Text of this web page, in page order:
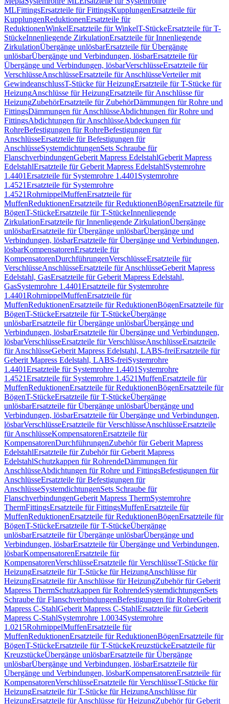
MLFittingsErsatzteile für FittingsKupplungenErsatzteile für
KupplungenReduktionenErsatzteile für
ReduktionenWinkelErsatzteile für WinkelT-StückeErsatzteile für T-
StückeInnenliegende ZirkulationErsatzteile für Innenliegende
ZirkulationÜbergänge unlösbarErsatzteile für Übergänge
unlösbarÜbergänge und Verbindungen, lösbarErsatzteile für
Übergänge und Verbindungen, lösbarVerschlüsseErsatzteile für
VerschlüsseAnschlüsseErsatzteile für AnschlüsseVerteiler mit
GewindeanschlussT-Stücke für HeizungErsatzteile für T-Stücke für
HeizungAnschlüsse für HeizungErsatzteile für Anschlüsse für
HeizungZubehörErsatzteile für ZubehörDämmungen für Rohre und
FittingsDämmungen für AnschlüsseAbdichtungen für Rohre und
FittingsAbdichtungen für AnschlüsseAbdeckungen für
RohreBefestigungen für RohreBefestigungen für
AnschlüsseErsatzteile für Befestigungen für
AnschlüsseSystemdichtungenSets Schraube für
FlanschverbindungenGeberit Mapress EdelstahlGeberit Mapress
EdelstahlErsatzteile für Geberit Mapress EdelstahlSystemrohre
1.4401Ersatzteile für Systemrohre 1.4401 Systemrohre
1.4521Ersatzteile für Systemrohre
1.4521RohrnippelMuffenErsatzteile für
MuffenReduktionenErsatzteile für ReduktionenBögenErsatzteile für
BögenT-StückeErsatzteile für T-StückeInnenliegende
ZirkulationErsatzteile für Innenliegende ZirkulationÜbergänge
unlösbarErsatzteile für Übergänge unlösbarÜbergänge und
Verbindungen, lösbarErsatzteile für Übergänge und Verbindungen,
lösbarKompensatorenErsatzteile für
KompensatorenDurchführungenVerschlüsseErsatzteile für
VerschlüsseAnschlüsseErsatzteile für AnschlüsseGeberit Mapress
Edelstahl, GasErsatzteile für Geberit Mapress Edelstahl,
GasSystemrohre 1.4401Ersatzteile für Systemrohre
1.4401RohrnippelMuffenErsatzteile für
MuffenReduktionenErsatzteile für ReduktionenBögenErsatzteile für
BögenT-StückeErsatzteile für T-StückeÜbergänge
unlösbarErsatzteile für Übergänge unlösbarÜbergänge und
Verbindungen, lösbarErsatzteile für Übergänge und Verbindungen,
lösbarVerschlüsseErsatzteile für VerschlüsseAnschlüsseErsatzteile
für AnschlüsseGeberit Mapress Edelstahl, LABS-freiErsatzteile für
Geberit Mapress Edelstahl, LABS-freiSystemrohre
1.4401Ersatzteile für Systemrohre 1.4401 Systemrohre
1.4521Ersatzteile für Systemrohre 1.4521MuffenErsatzteile für
MuffenReduktionenErsatzteile für ReduktionenBögenErsatzteile für
BögenT-StückeErsatzteile für T-StückeÜbergänge
unlösbarErsatzteile für Übergänge unlösbarÜbergänge und
Verbindungen, lösbarErsatzteile für Übergänge und Verbindungen,
lösbarVerschlüsseErsatzteile für VerschlüsseAnschlüsseErsatzteile
für AnschlüsseKompensatorenErsatzteile für
KompensatorenDurchführungenZubehör für Geberit Mapress
EdelstahlErsatzteile für Zubehör für Geberit Mapress
EdelstahlSchutzkappen für RohrendeDämmungen für
AnschlüsseAbdichtungen für Rohre und FittingsBefestigungen für
AnschlüsseErsatzteile für Befestigungen für
AnschlüsseSystemdichtungenSets Schraube für
FlanschverbindungenGeberit Mapress ThermSystemrohre
ThermFittingsErsatzteile für FittingsMuffenErsatzteile für
MuffenReduktionenErsatzteile für ReduktionenBögenErsatzteile für
BögenT-StückeErsatzteile für T-StückeÜbergänge
unlösbarErsatzteile für Übergänge unlösbarÜbergänge und
Verbindungen, lösbarErsatzteile für Übergänge und Verbindungen,
lösbarKompensatorenErsatzteile für
KompensatorenVerschlüsseErsatzteile für VerschlüsseT-Stücke für
HeizungErsatzteile für T-Stücke für HeizungAnschlüsse für
HeizungErsatzteile für Anschlüsse für HeizungZubehör für Geberit
Mapress ThermSchutzkappen für RohrendeSystemdichtungenSets
Schraube für FlanschverbindungenBefestigungen für RohreGeberit
Mapress C-StahlGeberit Mapress C-StahlErsatzteile für Geberit
Mapress C-StahlSystemrohre 1.0034Systemrohre
1.0215RohrnippelMuffenErsatzteile für
MuffenReduktionenErsatzteile für ReduktionenBögenErsatzteile für
BögenT-StückeErsatzteile für T-StückeKreuzstückeErsatzteile für
KreuzstückeÜbergänge unlösbarErsatzteile für Übergänge
unlösbarÜbergänge und Verbindungen, lösbarErsatzteile für
Übergänge und Verbindungen, lösbarKompensatorenErsatzteile für
KompensatorenVerschlüsseErsatzteile für VerschlüsseT-Stücke für
HeizungErsatzteile für T-Stücke für HeizungAnschlüsse für
HeizungErsatzteile für Anschlüsse für HeizungZubehör für Geberit